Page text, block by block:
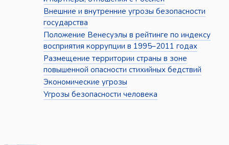
Внешние и внутренние угрозы безопасности
государства
Положение Венесуэлы в рейтинге по индексу
восприятия коррупции в 1995–2011 годах
Размещение территории страны в зоне
повышенной опасности стихийных бедствий
Экономические угрозы
Угрозы безопасности человека